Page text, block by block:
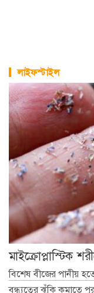
লাইফস্টাইল
মাইক্রোপ্লাস্টিক
বিশেষ বীজের পানীয়
বন্ধ্যত্বের ঝুঁকি কমাতে